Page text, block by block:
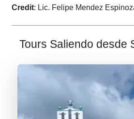
Credit: Lic. Felipe Mendez
Tours Saliendo desde